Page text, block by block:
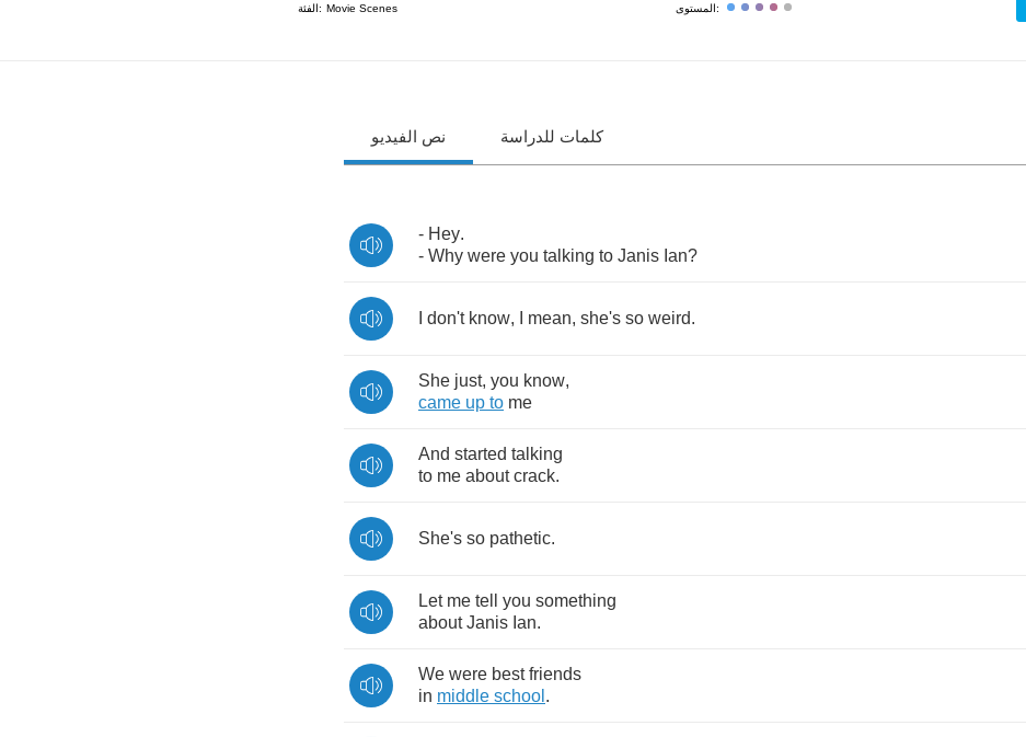
الفئة: Movie Scenes المستوى:
نص الفيديو كلمات للدراسة
- Hey.
- Why were you talking to Janis Ian?
don't know, mean, she's so weird.
She just, you know,
came up to me
And started talking
to me about crack.
She's so pathetic.
Let me tell you something
about Janis Ian.
We were best friends
in middle school .